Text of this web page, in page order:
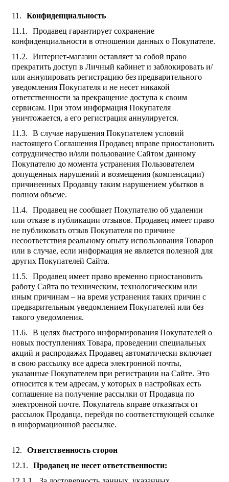
Конфиденциальность
Продавец гарантирует сохранение
конфиденциальности в отношении данных о Покупателе.
Интернет-магазин оставляет за собой право
прекратить доступ в Личный кабинет и заблокировать и/
или аннулировать регистрацию без предварительного
уведомления Покупателя и не несет никакой
ответственности за прекращение доступа к своим
сервисам. При этом информация Покупателя
уничтожается, а его регистрация аннулируется.
В случае нарушения Покупателем условий
настоящего Соглашения Продавец вправе приостановить
сотрудничество и/или пользование Сайтом данному
Покупателю до момента устранения Пользователем
допущенных нарушений и возмещения (компенсации)
причиненных Продавцу таким нарушением убытков в
полном объеме.
Продавец не сообщает Покупателю об удалении
или отказе в публикации отзывов. Продавец имеет право
не публиковать отзыв Покупателя по причине
несоответствия реальному опыту использования Товаров
или в случае, если информация не является полезной для
других Покупателей Сайта.
Продавец имеет право временно приостановить
работу Сайта по техническим, технологическим или
иным причинам – на время устранения таких причин с
предварительным уведомлением Покупателей или без
такого уведомления.
В целях быстрого информирования Покупателей о
новых поступлениях Товара, проведении специальных
акций и распродажах Продавец автоматически включает
в свою рассылку все адреса электронной почты,
указанные Покупателем при регистрации на Сайте. Это
относится к тем адресам, у которых в настройках есть
соглашение на получение рассылки от Продавца по
электронной почте. Покупатель вправе отказаться от
рассылок Продавца, перейдя по соответствующей ссылке
в информационной рассылке.
Ответственность сторон
Продавец не несет ответственности: